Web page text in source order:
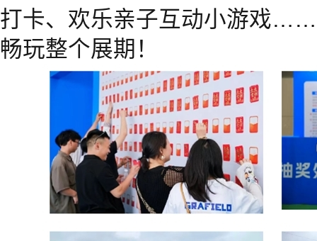
打卡、欢乐亲子互动小游戏
畅玩整个展期！